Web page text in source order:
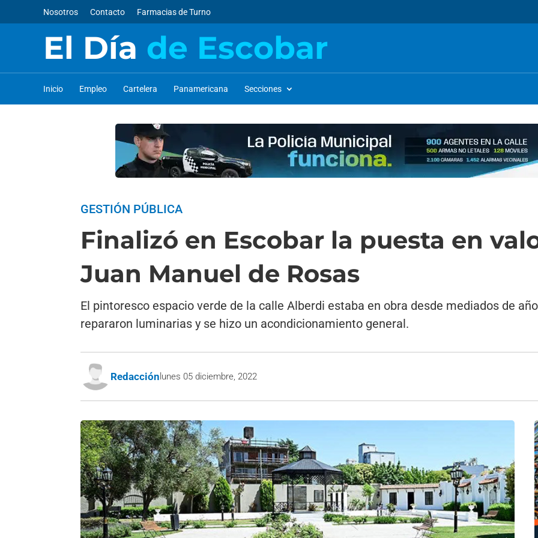
Nosotros Contacto Farmacias de Turno
El Día de Escobar
Inicio Empleo Cartelera Panamericana Secciones
GESTIÓN PÚBLICA
Finalizó en Escobar la puesta en
Juan Manuel de Rosas
El pintoresco espacio verde de la calle Alberdi estaba en obra desde mediados de
repararon luminarias y se hizo un acondicionamiento general.
Redacción lunes 05 diciembre, 2022